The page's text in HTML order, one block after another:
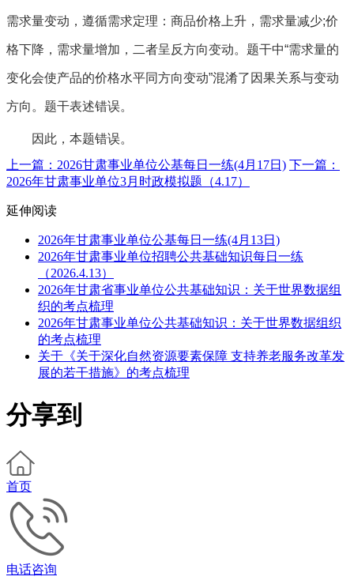
需求量变动，遵循需求定理：商品价格上升，需求量减少;价
格下降，需求量增加，二者呈反方向变动。题干中“需求量的
变化会使产品的价格水平同方向变动”混淆了因果关系与变动
方向。题干表述错误。
因此，本题错误。
上一篇：2026甘肃事业单位公基每日一练(4月17日) 下一篇：
2026年甘肃事业单位3月时政模拟题（4.17）
延伸阅读
2026年甘肃事业单位公基每日一练(4月13日)
2026年甘肃事业单位招聘公共基础知识每日一练
（2026.4.13）
2026年甘肃省事业单位公共基础知识：关于世界数据组
织的考点梳理
2026年甘肃事业单位公共基础知识：关于世界数据组织
的考点梳理
关于《关于深化自然资源要素保障 支持养老服务改革发
展的若干措施》的考点梳理
分享到
首页
电话咨询